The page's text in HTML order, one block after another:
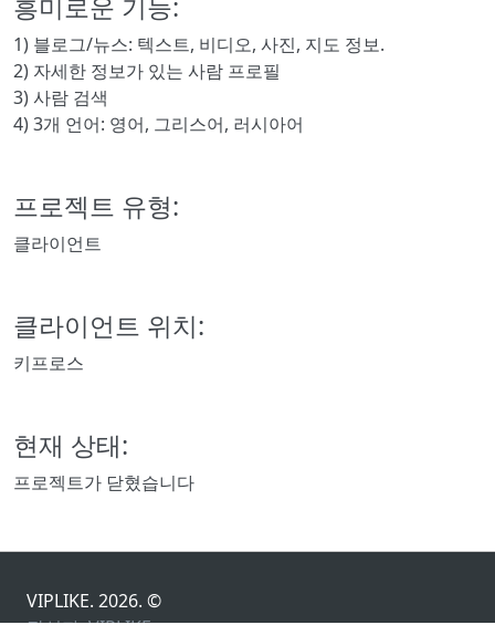
1) 블로그/뉴스: 텍스트, 비디오, 사진, 지도 정보.
2) 자세한 정보가 있는 사람 프로필
3) 사람 검색
4) 3개 언어: 영어, 그리스어, 러시아어
프로젝트 유형:
클라이언트
클라이언트 위치:
키프로스
현재 상태:
프로젝트가 닫혔습니다
VIPLIKE. 2026. ©